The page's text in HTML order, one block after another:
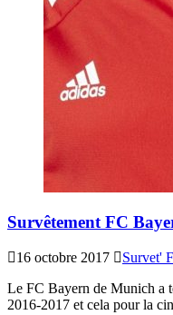
Survêtement FC
16 octobre 2017 Survet'
Le FC Bayern de Munich a
2016-2017 et cela pour la